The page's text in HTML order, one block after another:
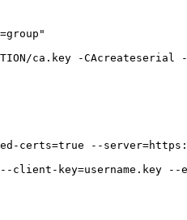
ca.key -
--server=https://
key=username.key --